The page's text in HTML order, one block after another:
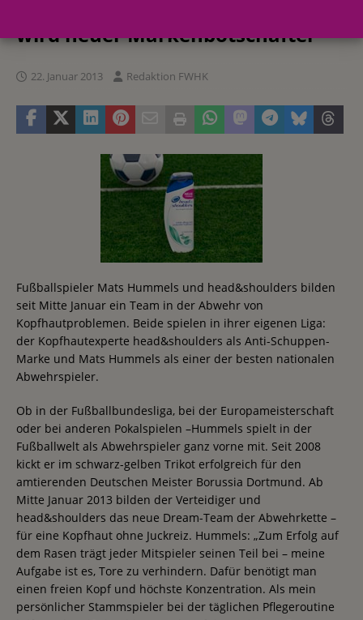
wird neuer Markenbotschafter
22. Januar 2013 Redaktion FWHK
Fußballspieler Mats Hummels und head&shoulders bilden
seit Mitte Januar ein Team in der Abwehr von
Kopfhautproblemen. Beide spielen in ihrer eigenen Liga:
der Kopfhautexperte head&shoulders als Anti-Schuppen-
Marke und Mats Hummels als einer der besten nationalen
Abwehrspieler.
Ob in der Fußballbundesliga, bei der Europameisterschaft
oder bei anderen Pokalspielen –Hummels spielt in der
Fußballwelt als Abwehrspieler ganz vorne mit. Seit 2008
kickt er im schwarz-gelben Trikot erfolgreich für den
amtierenden Deutschen Meister Borussia Dortmund. Ab
Mitte Januar 2013 bilden der Verteidiger und
head&shoulders das neue Dream-Team der Abwehrkette –
für eine Kopfhaut ohne Juckreiz. Hummels: „Zum Erfolg auf
dem Rasen trägt jeder Mitspieler seinen Teil bei – meine
Aufgabe ist es, Tore zu verhindern. Dafür benötigt man
einen freien Kopf und höchste Konzentration. Als mein
persönlicher Stammspieler bei der täglichen Pflegeroutine